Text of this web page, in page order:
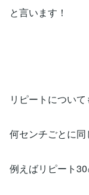
と言います！
リピートについて
何センチごとに同
例えばリピート30